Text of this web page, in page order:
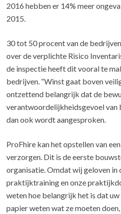
2016 hebben er 14% meer
2015.
30 tot 50 procent van de
over de verplichte Risico
de inspectie heeft dit vooral te
bedrijven. “Winst gaat boven
ontzettend belangrijk dat de
verantwoordelijkheidsgevoel van
dan ook wordt aangesproken.
ProFhire kan het opstellen van
verzorgen. Dit is de eerste
organisatie. Omdat wij geloven in
praktijktraining en onze
weten hoe belangrijk het is dat
papier weten wat ze moeten